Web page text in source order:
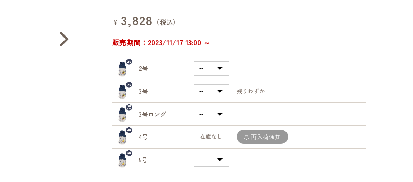
¥ 3,828 （税込）
販売期間：2023/11/17 13:00 ～
2号
3号 残りわずか
3号ロング
4号 在庫なし 再入荷通知
5号